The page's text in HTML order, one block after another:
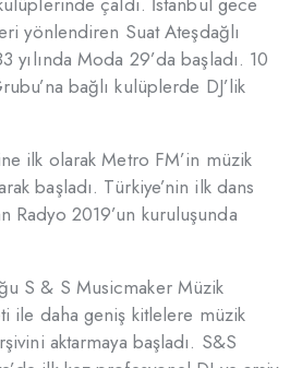
yönlendiren Suat Ateşdağlı
yılında Moda 29’da başladı. 10
bağlı kulüplerde DJ’lik
ilk olarak Metro FM’in müzik
başladı. Türkiye’nin ilk dans
Radyo 2019’un kuruluşunda
S & S Musicmaker Müzik
ile daha geniş kitlelere müzik
aktarmaya başladı. S&S